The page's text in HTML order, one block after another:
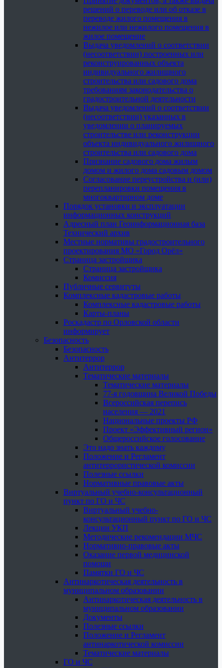
решений о переводе или об отказе в
переводе жилого помещения в
нежилое или нежилого помещения в
жилое помещение
Выдача уведомлений о соответствии
(несоответствии) построенных или
реконструированных объекта
индивидуального жилищного
строительства или садового дома
требованиям законодательства о
градостроительной деятельности
Выдача уведомлений о соответствии
(несоответствии) указанных в
уведомлении о планируемых
строительстве или реконструкции
объекта индивидуального жилищного
строительства или садового дома
Признание садового дома жилым
домом и жилого дома садовым домом
Согласование переустройства и (или)
перепланировки помещения в
многоквартирном доме
Порядок установки и эксплуатации
информационных конструкций
Адресный план Геоинформационная база
Технический архив
Местные нормативы градостроительного
проектирования МО «Город Орёл»
Страница застройщика
Страница застройщика
Комиссия
Публичные сервитуты
Комплексные кадастровые работы
Комплексные кадастровые работы
Карты-планы
Роскадастр по Орловской области
информирует
Безопасность
Безопасность
Антитеррор
Антитеррор
Тематические материалы
Тематические материалы
77-я годовщина Великой Победы
Всероссийская перепись
населения — 2021
Национальные проекты РФ
Проект «Эффективный регион»
Общероссийское голосование
Это надо знать каждому
Положение и Регламент
антитеррористической комиссии
Полезные ссылки
Нормативные правовые акты
Виртуальный учебно-консультационный
пункт по ГО и ЧС
Виртуальный учебно-
консультационный пункт по ГО и ЧС
Лекции УКП
Методические рекомендации МЧС
Нормативно-правовые акты
Оказание первой медицинской
помощи
Памятки ГО и ЧС
Антинаркотическая деятельность в
муниципальном образовании
Антинаркотическая деятельность в
муниципальном образовании
Документы
Полезные ссылки
Положение и Регламент
антинаркотической комиссии
Тематические материалы
ГО и ЧС